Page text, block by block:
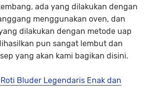
ada yang dilakukan dengan
menggunakan oven, dan
dilakukan dengan metode uap
pun sangat lembut dan
yang akan kami bagikan disini.
Bluder Legendaris Enak dan